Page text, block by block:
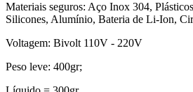
Materiais seguros: Aço Inox 304,
Silicones, Alumínio, Bateria de Li-Ion,
Voltagem: Bivolt 110V - 220V
Peso leve: 400gr;